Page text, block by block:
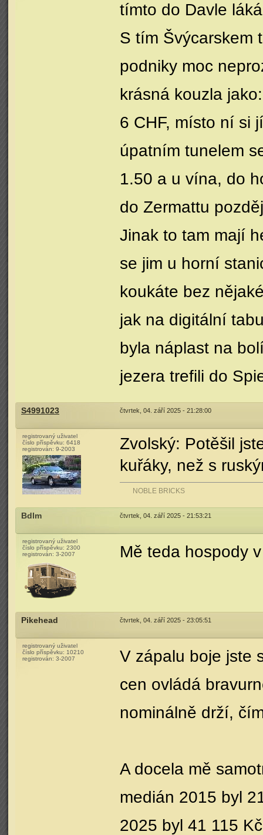
tímto do Davle
S tím Švýcarskem
podniky moc
krásná kouzla
6 CHF, místo ní si
úpatním tunelem
1.50 a u vína, do
do Zermattu
Jinak to tam mají
se jim u horní
koukáte bez
jak na digitální
byla náplast na
jezera trefili do
S4991023 čtvrtek, 04. září 2025 - 21:28:00
registrovaný uživatel
číslo příspěvku: 6418
registrován: 9-2003
Zvolský: Potěšil
kuřáky, než s
NOBLE BRICKS
Bdlm čtvrtek, 04. září 2025 - 21:53:21
registrovaný uživatel
číslo příspěvku: 2300
registrován: 3-2007 Mě teda hospody
Pikehead čtvrtek, 04. září 2025 - 23:05:51
registrovaný uživatel
číslo příspěvku: 10210
registrován: 3-2007
V zápalu boje jste
cen ovládá
nominálně drží,
A docela mě
medián 2015 byl
2025 byl 41 115